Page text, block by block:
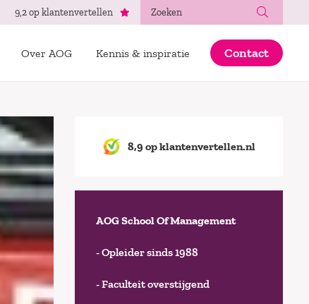
9,2 op klantenvertellen
Over AOG Kennis & inspiratie Contact
8,9 op klantenvertellen.nl
AOG School Of Management
- Opleider sinds 1988
- Faculteit overstijgend